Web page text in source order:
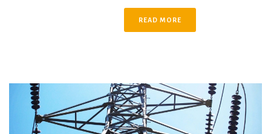
READ MORE